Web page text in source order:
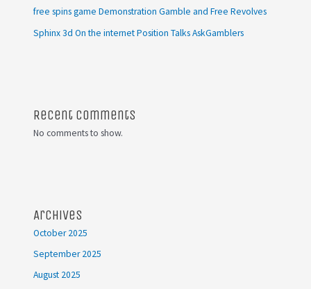
free spins game Demonstration Gamble and Free Revolves
Sphinx 3d On the internet Position Talks AskGamblers
Recent Comments
No comments to show.
Archives
October 2025
September 2025
August 2025